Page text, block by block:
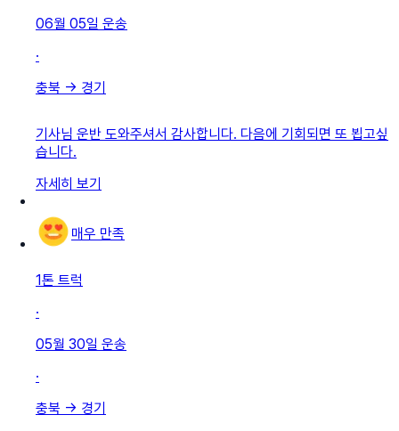
06월 05일 운송
·
충북 → 경기
기사님 운반 도와주셔서 감사합니다. 다음에 기회되면 또 뵙고싶
습니다.
자세히 보기
매우 만족
1톤 트럭
·
05월 30일 운송
·
충북 → 경기